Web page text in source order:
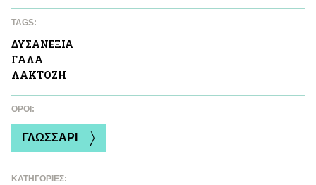
TAGS:
ΔΥΣΑΝΕΞΙΑ
ΓAΛΑ
ΛΑΚΤΟΖΗ
ΌΡΟΙ:
ΓΛΩΣΣΑΡΙ
ΚΑΤΗΓΟΡΙΕΣ: